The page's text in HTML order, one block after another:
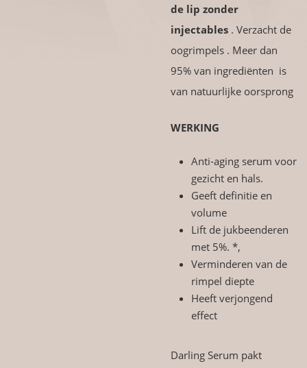
de lip zonder
injectables . Verzacht de
oogrimpels . Meer dan
95% van ingrediënten is
van natuurlijke oorsprong
WERKING
Anti-aging serum voor
gezicht en hals.
Geeft definitie en
volume
Lift de jukbeenderen
met 5%. *,
Verminderen van de
rimpel diepte
Heeft verjongend
effect
Darling Serum pakt